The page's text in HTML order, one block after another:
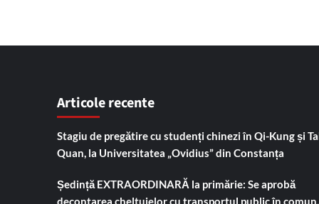
Articole recente
Stagiu de pregătire cu studenți chinezi în Qi-Kung și
Quan, la Universitatea „Ovidius” din Constanța
Ședință EXTRAORDINARĂ la primărie: Se aprobă
decontarea cheltuielor cu transportul public în comun,